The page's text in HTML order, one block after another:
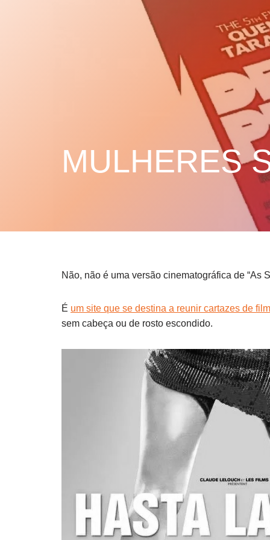
MULHERES
Não, não é uma versão cinematográfica de “As
É um site que se destina a reunir cartazes de
sem cabeça ou de rosto escondido.